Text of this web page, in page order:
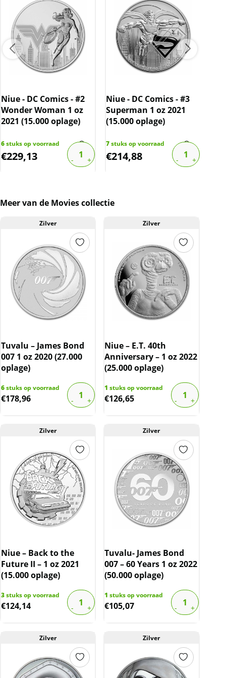
Levering
Elke munt wordt geleverd in een plastic
capsule. Deze munt is vervolgens verpakt in
een prachtige bijbehorende doos.
Kwaliteit
komen daarmee niet rechtstreeks van de
producent af. De munten/capsules kunnen
soms krassen, aanslag en/of melkvlekken
BTW
Dit product wordt verkocht onder de marge-
Niue - DC Comics - #2
Wonder Woman 1 oz
2021 (15.000 oplage)
6stuks op voorraad
€229,13
Niue - DC Comics - #3
Superman 1 oz 2021
(15.000 oplage)
7stuks op voorraad
€214,88
Meer van de Movies collectie
Zilver
Tuvalu – James Bond
007 1 oz 2020 (27.000
oplage)
6stuks op voorraad
€178,96
Zilver
Niue – E.T. 40th
Anniversary – 1 oz 2022
(25.000 oplage)
1 stuks op voorraad
€126,65
Zilver
Niue – Back to the
Future II – 1 oz 2021
(15.000 oplage)
3stuks op voorraad
€124,14
Zilver
Tuvalu- James Bond
007 – 60 Years 1 oz 2022
(50.000 oplage)
1 stuks op voorraad
€105,07
Zilver Zilver